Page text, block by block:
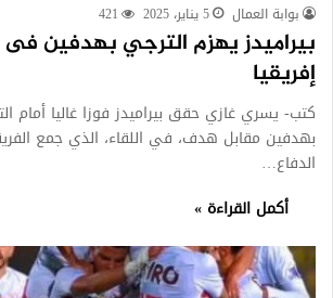
بوابة العمال 5 يناير، 2025 421
بيراميدز يهزم الترجي بهدفين
إفريقيا
كتب- يسري غازي حقق بيراميدز فوزا غاليا أمام
بهدفين مقابل هدف، في اللقاء، الذي جمع
الدفاع…
أكمل القراءة »